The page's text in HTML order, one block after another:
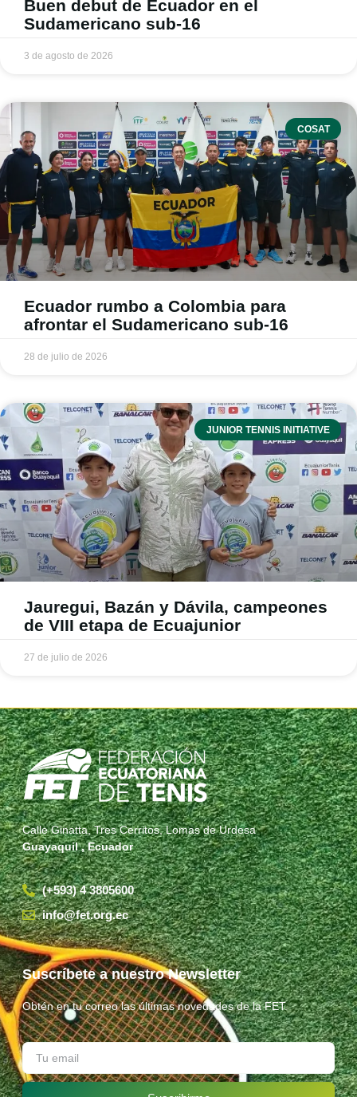
Buen debut de Ecuador en el
Sudamericano sub-16
3 de agosto de 2026
COSAT
Ecuador rumbo a Colombia para
afrontar el Sudamericano sub-16
28 de julio de 2026
JUNIOR TENNIS INITIATIVE
Jauregui, Bazán y Dávila, campeones
de VIII etapa de Ecuajunior
27 de julio de 2026
Calle Ginatta, Tres Cerritos, Lomas de Urdesa
Guayaquil , Ecuador
(+593) 4 3805600
info@fet.org.ec
Suscríbete a nuestro Newsletter
Obtén en tu correo las últimas novedades de la FET.